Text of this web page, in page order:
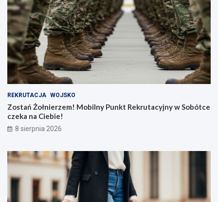
REKRUTACJA WOJSKO
Zostań Żołnierzem! Mobilny Punkt Rekrutacyjny w Sobótce
czeka na Ciebie!
8 sierpnia 2026